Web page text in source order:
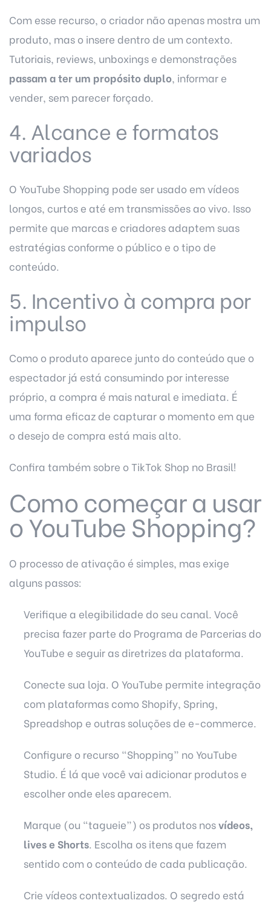
Com esse recurso, o criador não apenas mostra um
produto, mas o insere dentro de um contexto.
Tutoriais, reviews, unboxings e demonstrações
passam a ter um propósito duplo, informar e
vender, sem parecer forçado.
4. Alcance e formatos
variados
O YouTube Shopping pode ser usado em vídeos
longos, curtos e até em transmissões ao vivo. Isso
permite que marcas e criadores adaptem suas
estratégias conforme o público e o tipo de
conteúdo.
5. Incentivo à compra por
impulso
Como o produto aparece junto do conteúdo que o
espectador já está consumindo por interesse
próprio, a compra é mais natural e imediata. É
uma forma eficaz de capturar o momento em que
o desejo de compra está mais alto.
Confira também sobre oTikTok Shop no Brasil!
Como começar a usar
o YouTube Shopping?
O processo de ativação é simples, mas exige
alguns passos:
Verifique a elegibilidade do seu canal. Você
precisa fazer parte do Programa de Parcerias do
YouTube e seguir as diretrizes da plataforma.
Conecte sua loja. O YouTube permite integração
com plataformas como Shopify, Spring,
Spreadshop e outras soluções de e-commerce.
Configure o recurso “Shopping” no YouTube
Studio. É lá que você vai adicionar produtos e
escolher onde eles aparecem.
Marque (ou “tagueie”) os produtos nosvídeos,
lives e Shorts. Escolha os itens que fazem
sentido com o conteúdo de cada publicação.
Crie vídeos contextualizados. O segredo está